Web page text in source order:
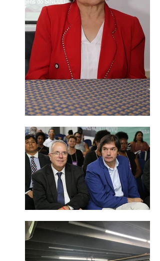
Imagens do SINCULT
2017